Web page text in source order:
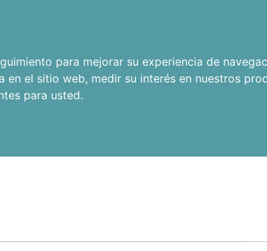
para mejorar su experiencia de
en el sitio web, medir su interés en nuestros
para usted.